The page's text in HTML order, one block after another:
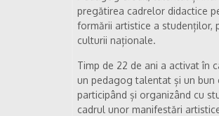
pregătirea cadrelor didactice
formării artistice a studenților,
culturii naționale.
Timp de 22 de ani a activat în
un pedagog talentat și un
participând și organizând cu
cadrul unor manifestări